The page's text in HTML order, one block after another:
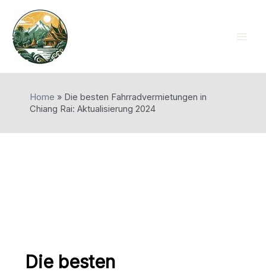
content
Home » Die besten Fahrradvermietungen in
Chiang Rai: Aktualisierung 2024
Die besten